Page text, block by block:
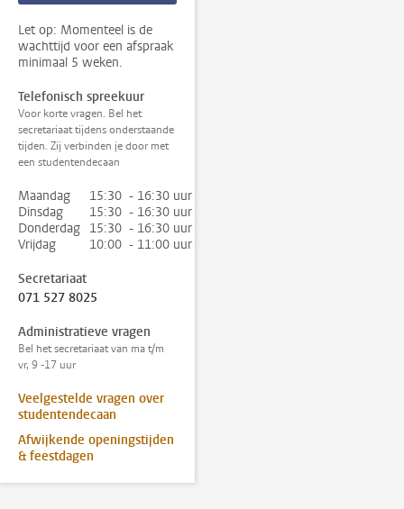
Let op: Momenteel is de
wachttijd voor een afspraak
minimaal 5 weken.
Telefonisch spreekuur
Voor korte vragen. Bel het
secretariaat tijdens onderstaande
tijden. Zij verbinden je door met
een studentendecaan
Maandag
15:30 - 16:30 uur
Dinsdag
15:30 - 16:30 uur
Donderdag 15:30 - 16:30 uur
Vrijdag
10:00 - 11:00 uur
Secretariaat
071 527 8025
Administratieve vragen
Bel het secretariaat van ma t/m
vr, 9 -17 uur
Veelgestelde vragen over
studentendecaan
Afwijkende openingstijden
& feestdagen